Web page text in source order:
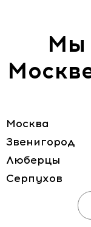
Мы
Москва
Звенигород
Люберцы
Серпухов